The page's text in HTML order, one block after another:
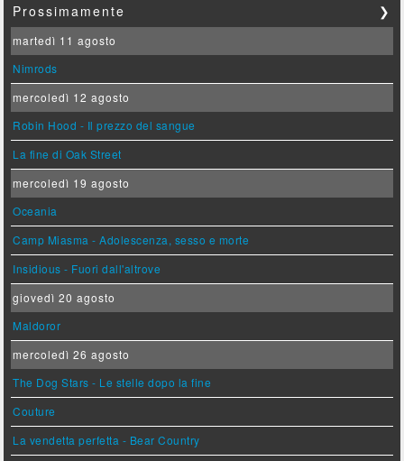
Prossimamente ❯
martedì 11 agosto
Nimrods
mercoledì 12 agosto
Robin Hood - Il prezzo del sangue
La fine di Oak Street
mercoledì 19 agosto
Oceania
Camp Miasma - Adolescenza, sesso e morte
Insidious - Fuori dall'altrove
giovedì 20 agosto
Maldoror
mercoledì 26 agosto
The Dog Stars - Le stelle dopo la fine
Couture
La vendetta perfetta - Bear Country